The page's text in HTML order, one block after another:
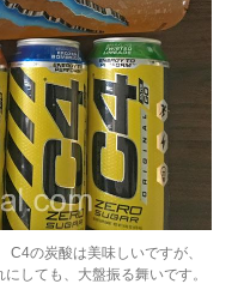
C4の炭酸は美味しいですが、
しても、大盤振る舞いです。